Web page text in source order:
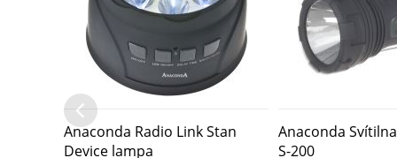
Anaconda Radio Link Stan
Device lampa
Anaconda
S-200